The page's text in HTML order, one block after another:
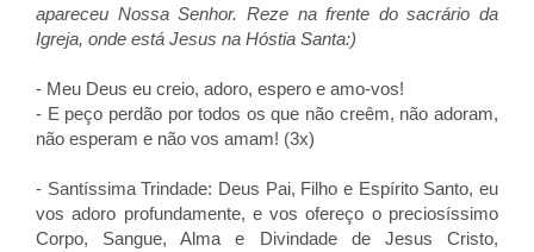
apareceu Nossa Senhor. Reze na frente do sacrário da
Igreja, onde está Jesus na Hóstia Santa:)
- Meu Deus eu creio, adoro, espero e amo-vos!
- E peço perdão por todos os que não creêm, não adoram,
não esperam e não vos amam! (3x)
- Santíssima Trindade: Deus Pai, Filho e Espírito Santo, eu
vos adoro profundamente, e vos ofereço o preciosíssimo
Corpo, Sangue, Alma e Divindade de Jesus Cristo,